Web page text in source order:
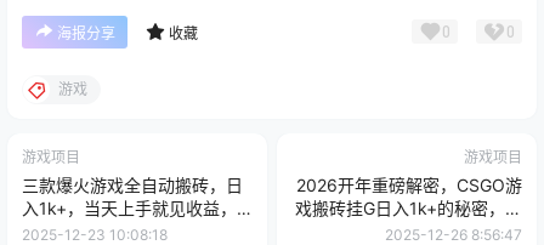
海报分享 收藏 0 0
游戏
游戏项目
三款爆火游戏全自动搬砖，日
入1k+，当天上手就见收益，
可批量矩阵无限放大
2025-12-23 10:08:18
游戏项目
2026开年重磅解密，CSGO游
戏搬砖挂G日入1k+的秘密，把
倒狗的底裤扒干
2025-12-26 8:56:47